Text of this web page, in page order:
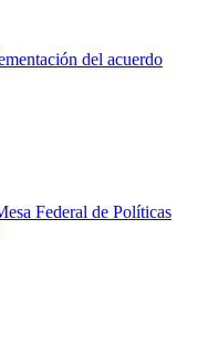
del acuerdo
Federal de Políticas